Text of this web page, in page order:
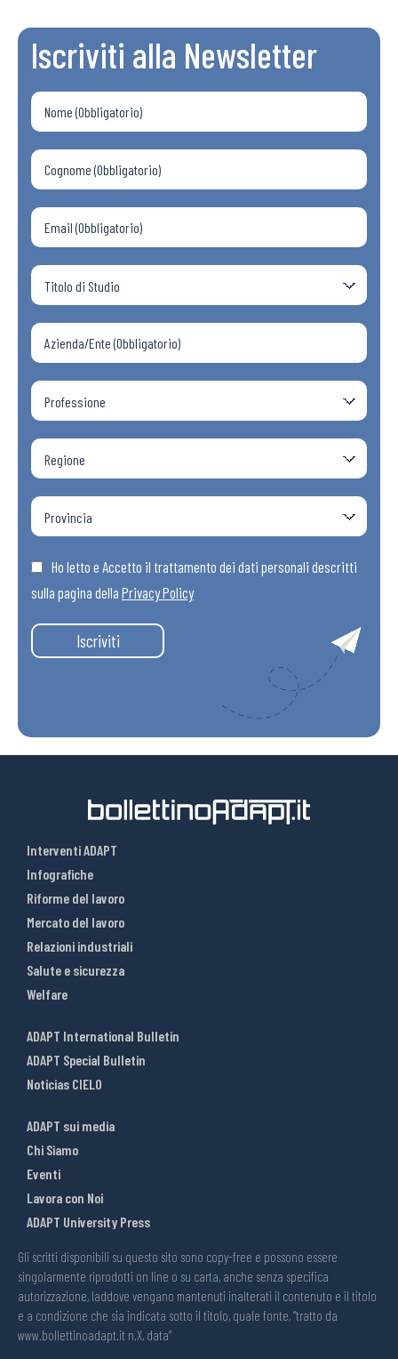
Iscriviti alla Newsletter
Ho letto e Accetto il trattamento dei dati personali descritti
sulla pagina della Privacy Policy
Iscriviti
Interventi ADAPT
Infografiche
Riforme del lavoro
Mercato del lavoro
Relazioni industriali
Salute e sicurezza
Welfare
ADAPT International Bulletin
ADAPT Special Bulletin
Noticias CIELO
ADAPT sui media
Chi Siamo
Eventi
Lavora con Noi
ADAPT University Press
Gli scritti disponibili su questo sito sono copy-free e possono essere
singolarmente riprodotti on line o su carta, anche senza specifica
autorizzazione, laddove vengano mantenuti inalterati il contenuto e il titolo
e a condizione che sia indicata sotto il titolo, quale fonte, “tratto da
www.bollettinoadapt.it n.X, data“